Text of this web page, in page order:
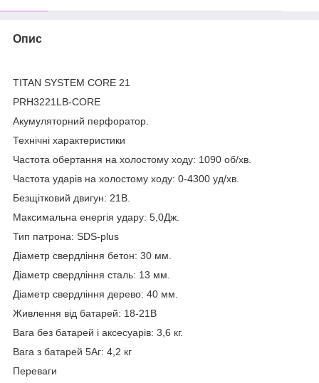
Опис
TITAN SYSTEM CORE 21
PRH3221LB-CORE
Акумуляторний перфоратор.
Технічні характеристики
Частота обертання на холостому ходу: 1090 об/хв.
Частота ударів на холостому ходу: 0-4300 уд/хв.
Безщітковий двигун: 21В.
Максимальна енергія удару: 5,0Дж.
Тип патрона: SDS-plus
Діаметр свердління бетон: 30 мм.
Діаметр свердління сталь: 13 мм.
Діаметр свердління дерево: 40 мм.
Живлення від батарей: 18-21В
Вага без батарей і аксесуарів: 3,6 кг.
Вага з батарей 5Аг: 4,2 кг
Переваги